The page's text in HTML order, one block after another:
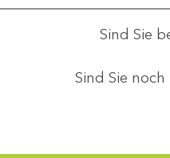
Sind Sie
Sind Sie